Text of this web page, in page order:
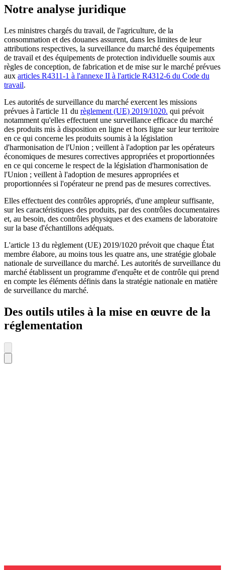
Notre analyse juridique
Les ministres chargés du travail, de l'agriculture, de la
consommation et des douanes assurent, dans les limites de leur
attributions respectives, la surveillance du marché des équipements
de travail et des équipements de protection individuelle soumis aux
règles de conception, de fabrication et de mise sur le marché prévues
aux articles R4311-1 à l'annexe II à l'article R4312-6 du Code du
travail.
Les autorités de surveillance du marché exercent les missions
prévues à l'article 11 du règlement (UE) 2019/1020. qui prévoit
notamment qu'elles effectuent une surveillance efficace du marché
des produits mis à disposition en ligne et hors ligne sur leur territoire
en ce qui concerne les produits soumis à la législation
d'harmonisation de l'Union ; veillent à l'adoption par les opérateurs
économiques de mesures correctives appropriées et proportionnées
en ce qui concerne le respect de la législation d'harmonisation de
l'Union ; veillent à l'adoption de mesures appropriées et
proportionnées si l'opérateur ne prend pas de mesures correctives.
Elles effectuent des contrôles appropriés, d'une ampleur suffisante,
sur les caractéristiques des produits, par des contrôles documentaires
et, au besoin, des contrôles physiques et des examens de laboratoire
sur la base d'échantillons adéquats.
L'article 13 du règlement (UE) 2019/1020 prévoit que chaque État
membre élabore, au moins tous les quatre ans, une stratégie globale
nationale de surveillance du marché. Les autorités de surveillance du
marché établissent un programme d'enquête et de contrôle qui prend
en compte les éléments définis dans la stratégie nationale en matière
de surveillance du marché.
Des outils utiles à la mise en œuvre de la
réglementation